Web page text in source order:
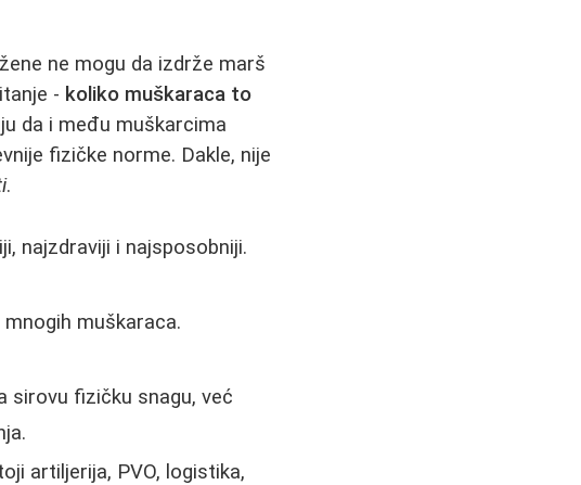
ne mogu da izdrže marš
- koliko muškaraca to
da i među muškarcima
fizičke norme. Dakle, nije
.
najzdraviji i najsposobniji.
muškaraca.
sirovu fizičku snagu, već
artiljerija, PVO, logistika,